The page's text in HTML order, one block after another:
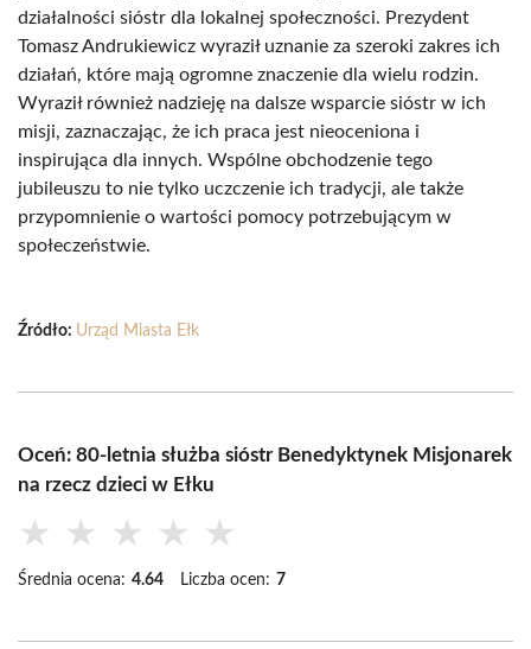
działalności sióstr dla lokalnej społeczności. Prezydent
Tomasz Andrukiewicz wyraził uznanie za szeroki zakres ich
działań, które mają ogromne znaczenie dla wielu rodzin.
Wyraził również nadzieję na dalsze wsparcie sióstr w ich
misji, zaznaczając, że ich praca jest nieoceniona i
inspirująca dla innych. Wspólne obchodzenie tego
jubileuszu to nie tylko uczczenie ich tradycji, ale także
przypomnienie o wartości pomocy potrzebującym w
społeczeństwie.
Źródło: Urząd Miasta Ełk
Oceń: 80-letnia służba sióstr Benedyktynek Misjonarek
na rzecz dzieci w Ełku
★ ★ ★ ★ ★
Średnia ocena: 4.64 Liczba ocen: 7